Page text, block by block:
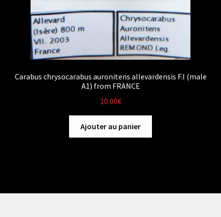
Carabus chrysocarabus auronitens allevardensis F.I (male
A1) from FRANCE
10.00€
Ajouter au panier